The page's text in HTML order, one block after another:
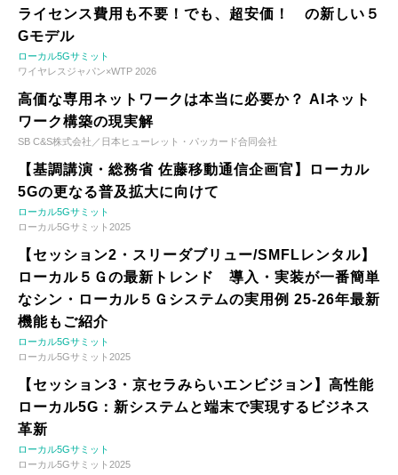
ライセンス費用も不要！でも、超安価！ の新しい５
Gモデル
ローカル5Gサミット
ワイヤレスジャパン×WTP 2026
高価な専用ネットワークは本当に必要か？ AIネット
ワーク構築の現実解
SB C&S株式会社／日本ヒューレット・パッカード合同会社
【基調講演・総務省 佐藤移動通信企画官】ローカル
5Gの更なる普及拡大に向けて
ローカル5Gサミット
ローカル5Gサミット2025
【セッション2・スリーダブリュー/SMFLレンタル】
ローカル５Ｇの最新トレンド 導入・実装が一番簡単
なシン・ローカル５Ｇシステムの実用例 25-26年最新
機能もご紹介
ローカル5Gサミット
ローカル5Gサミット2025
【セッション3・京セラみらいエンビジョン】高性能
ローカル5G：新システムと端末で実現するビジネス
革新
ローカル5Gサミット
ローカル5Gサミット2025